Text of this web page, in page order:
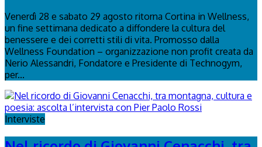
Venerdì 28 e sabato 29 agosto ritorna Cortina in Wellness,
un fine settimana dedicato a diffondere la cultura del
benessere e dei corretti stili di vita. Promosso dalla
Wellness Foundation – organizzazione non profit creata da
Nerio Alessandri, Fondatore e Presidente di Technogym,
per...
Interviste